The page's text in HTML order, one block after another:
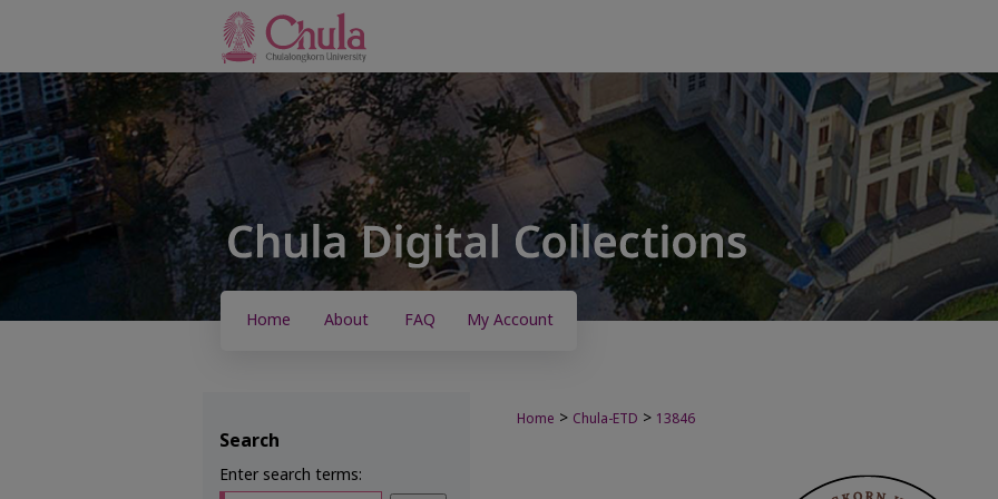
Home About FAQ My Account
Home > Chula-ETD > 13846
Search
Enter search terms: